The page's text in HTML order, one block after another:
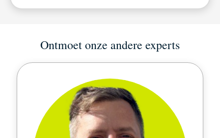
Ontmoet onze andere experts